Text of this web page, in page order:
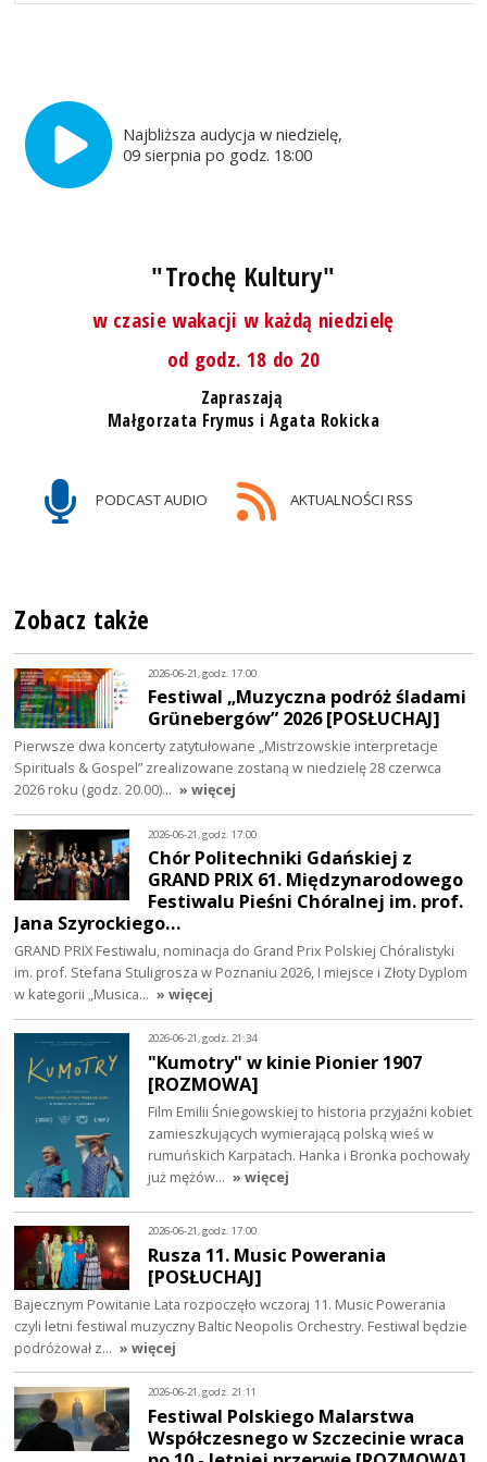
Najbliższa audycja w niedzielę,
09 sierpnia po godz. 18:00
"Trochę Kultury"
w czasie wakacji w każdą niedzielę
od godz. 18 do 20
Zapraszają
Małgorzata Frymus i Agata Rokicka
PODCAST AUDIO AKTUALNOŚCI RSS
Zobacz także
2026-06-21, godz. 17:00
Festiwal „Muzyczna podróż śladami
Grünebergów” 2026 [POSŁUCHAJ]
Pierwsze dwa koncerty zatytułowane „Mistrzowskie interpretacje
Spirituals & Gospel” zrealizowane zostaną w niedzielę 28 czerwca
2026 roku (godz. 20.00)… » więcej
2026-06-21, godz. 17:00
Chór Politechniki Gdańskiej z
GRAND PRIX 61. Międzynarodowego
Festiwalu Pieśni Chóralnej im. prof.
Jana Szyrockiego…
GRAND PRIX Festiwalu, nominacja do Grand Prix Polskiej Chóralistyki
im. prof. Stefana Stuligrosza w Poznaniu 2026, I miejsce i Złoty Dyplom
w kategorii „Musica… » więcej
2026-06-21, godz. 21:34
"Kumotry" w kinie Pionier 1907
[ROZMOWA]
Film Emilii Śniegowskiej to historia przyjaźni kobiet
zamieszkujących wymierającą polską wieś w
rumuńskich Karpatach. Hanka i Bronka pochowały
już mężów… » więcej
2026-06-21, godz. 17:00
Rusza 11. Music Powerania
[POSŁUCHAJ]
Bajecznym Powitanie Lata rozpoczęło wczoraj 11. Music Powerania
czyli letni festiwal muzyczny Baltic Neopolis Orchestry. Festiwal będzie
podróżował z… » więcej
2026-06-21, godz. 21:11
Festiwal Polskiego Malarstwa
Współczesnego w Szczecinie wraca